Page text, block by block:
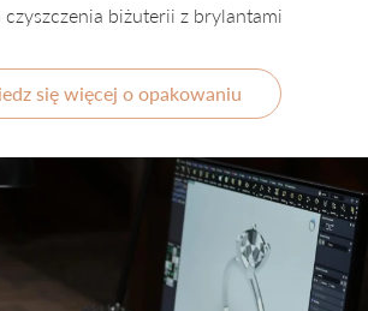
czyszczenia biżuterii z brylantami
się więcej o opakowaniu